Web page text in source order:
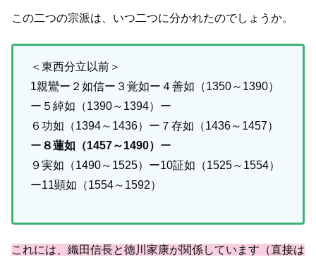
この二つの宗派は、いつ二つに分かれたのでしょうか。
＜東西分立以前＞
1親鸞ー２如信ー３覚如ー４善如（1350～1390）
ー５綽如（1390～1394）ー
６功如（1394～1436）ー７存如（1436～1457）
ー ８蓮如（1457～1490） ー
９実如（1490～1525）ー10証如（1525～1554）
ー11顕如（1554～1592）
これには、織田信長と徳川家康が関係しています（直接は